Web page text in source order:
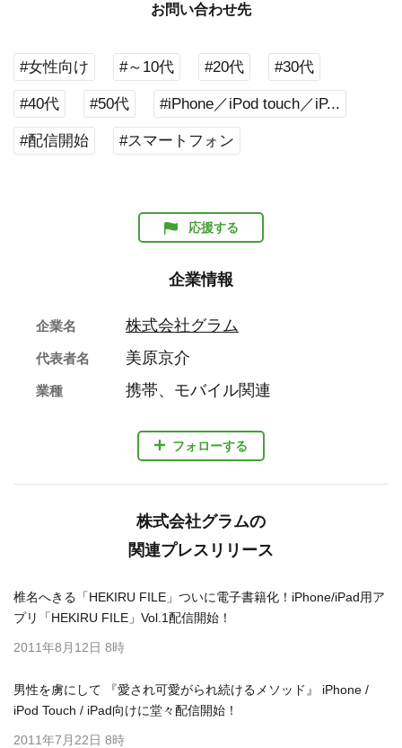
お問い合わせ先
#女性向け #～10代 #20代 #30代
#40代 #50代 #iPhone／iPod touch／iP...
#配信開始 #スマートフォン
応援する
企業情報
フォローする
企業名 株式会社グラム
代表者名 美原京介
業種 携帯、モバイル関連
株式会社グラムの
関連プレスリリース
椎名へきる「HEKIRU FILE」ついに電子書籍化！iPhone/iPad用ア
プリ「HEKIRU FILE」Vol.1配信開始！
2011年8月12日 8時
男性を虜にして 『愛され可愛がられ続けるメソッド』 iPhone /
iPod Touch / iPad向けに堂々配信開始！
2011年7月22日 8時